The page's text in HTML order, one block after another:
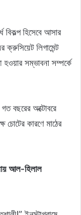
বিকল্প হিসেবে আসার
ক্রুসিয়েট লিগামেন্ট
সম্ভাবনা সম্পর্কে
বছরের অক্টোবরে
চোটের কারণে মাঠের
আল-হিলাল